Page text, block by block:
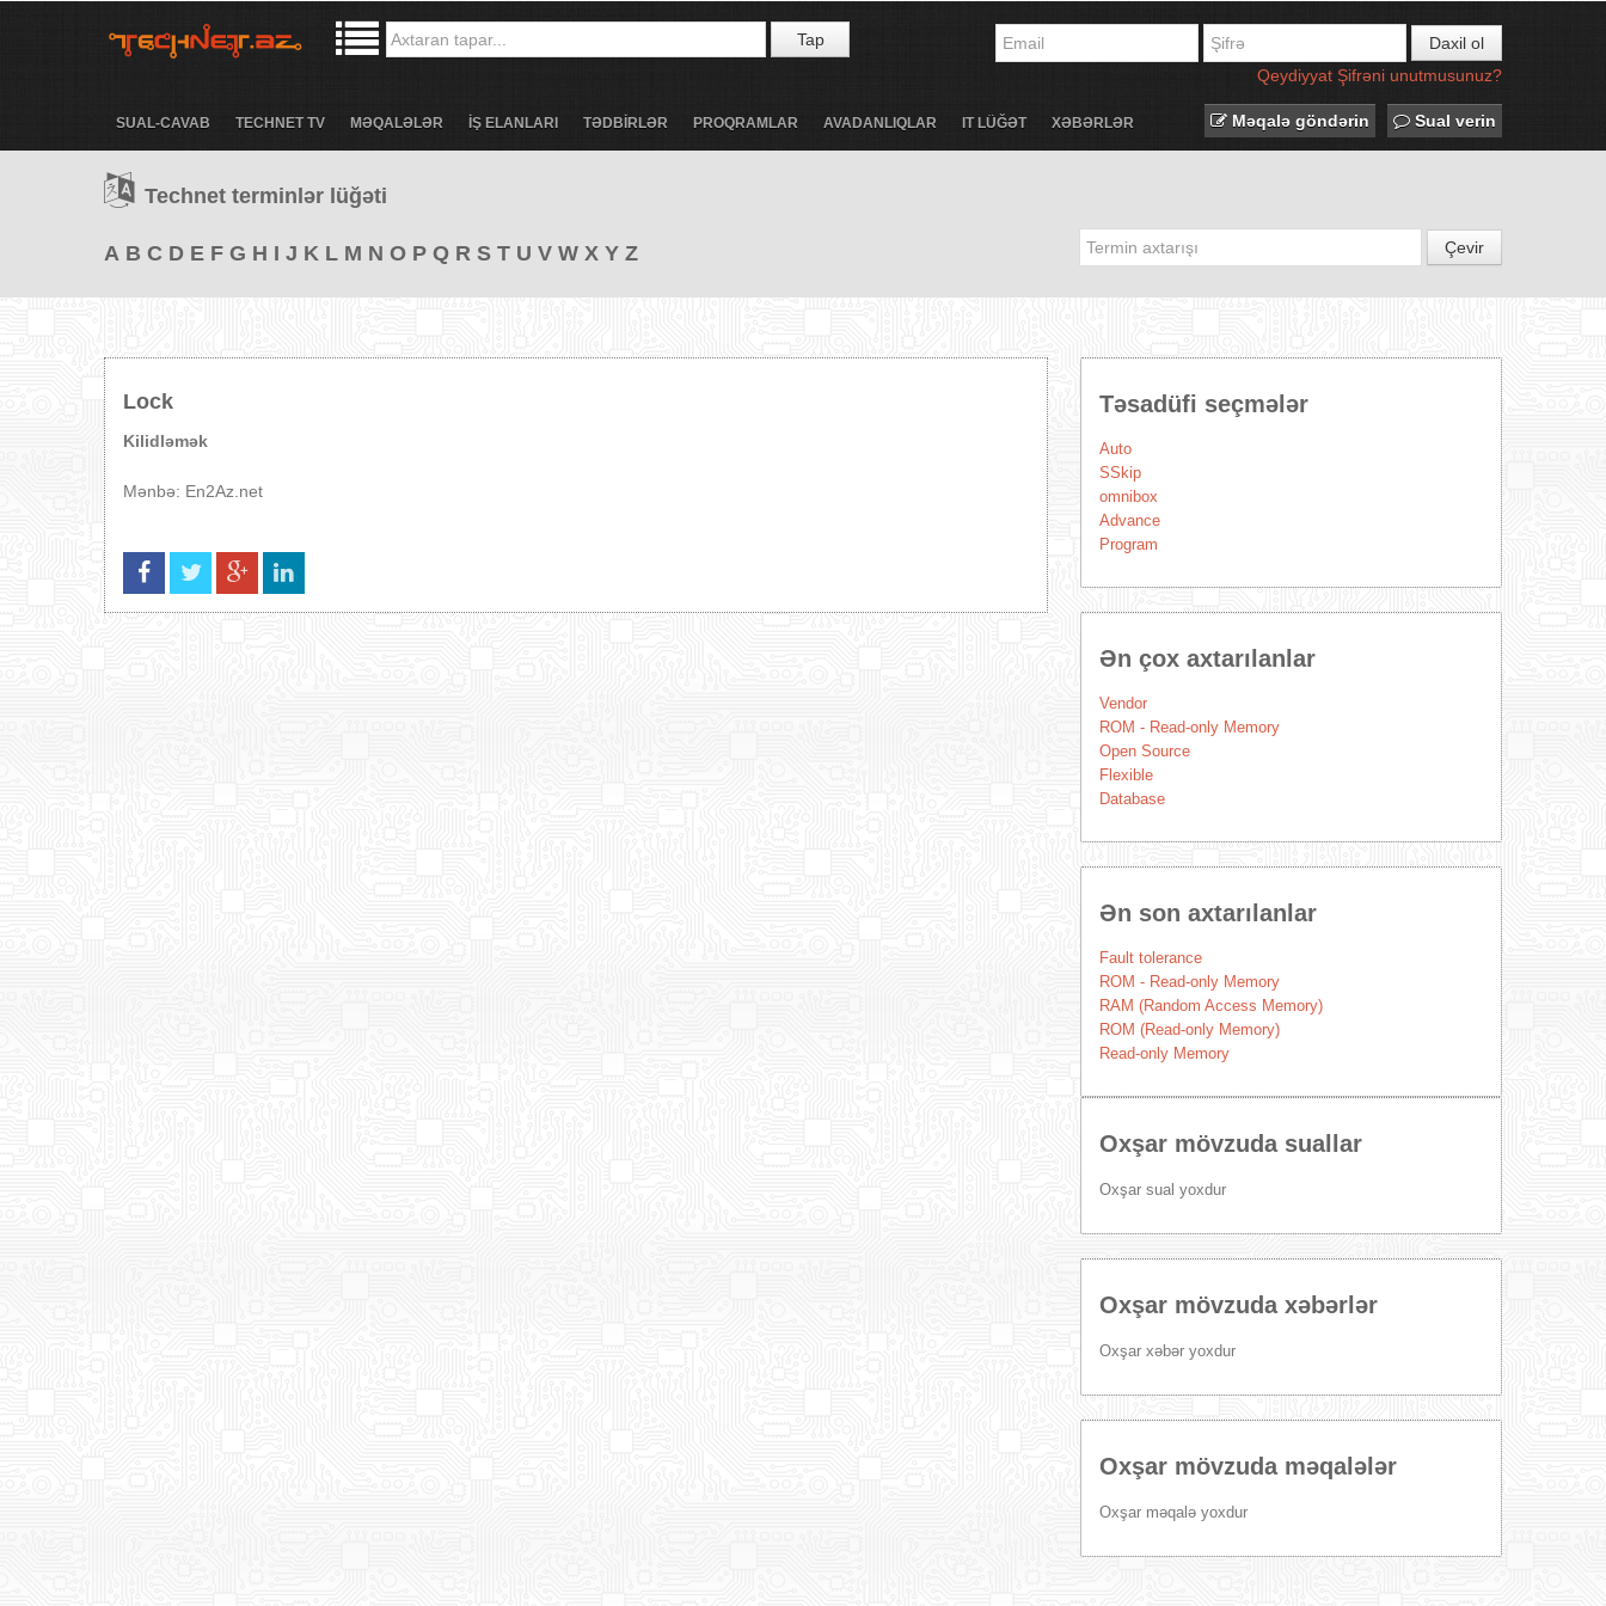
Tap
Daxil ol
Qeydiyyat Şifrəni unutmusunuz?
SUAL-CAVAB TECHNET TV MƏQALƏLƏR İŞ ELANLARI TƏDBİRLƏR PROQRAMLAR AVADANLIQLAR IT LÜĞƏT XƏBƏRLƏR Məqalə göndərin Sual verin
Technet terminlər lüğəti
A B C D E F G H I J K L M N O P Q R S T U V W X Y Z Çevir
Lock
Kilidləmək
Mənbə: En2Az.net
Təsadüfi seçmələr
Auto
SSkip
omnibox
Advance
Program
Ən çox axtarılanlar
Vendor
ROM - Read-only Memory
Open Source
Flexible
Database
Ən son axtarılanlar
Fault tolerance
ROM - Read-only Memory
RAM (Random Access Memory)
ROM (Read-only Memory)
Read-only Memory
Oxşar mövzuda suallar
Oxşar sual yoxdur
Oxşar mövzuda xəbərlər
Oxşar xəbər yoxdur
Oxşar mövzuda məqalələr
Oxşar məqalə yoxdur